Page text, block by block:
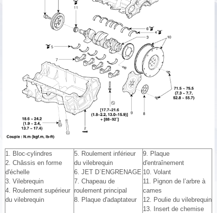
1. Bloc-cylindres
2. Châssis en forme
d'échelle
3. Vilebrequin
4. Roulement supérieur
du vilebrequin
5. Roulement inférieur
du vilebrequin
6. JET D`ENGRENAGE
7. Chapeau de
roulement principal
8. Plaque d'adaptateur
9. Plaque
d'entraînement
10. Volant
11. Pignon de l’arbre à
cames
12. Poulie du vilebrequin
13. Insert de chemise